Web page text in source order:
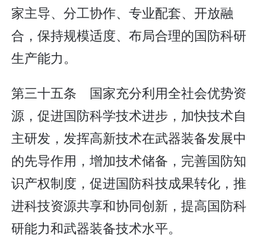
家主导、分工协作、专业配套、开放融
合，保持规模适度、布局合理的国防科研
生产能力。
第三十五条 国家充分利用全社会优势资
源，促进国防科学技术进步，加快技术自
主研发，发挥高新技术在武器装备发展中
的先导作用，增加技术储备，完善国防知
识产权制度，促进国防科技成果转化，推
进科技资源共享和协同创新，提高国防科
研能力和武器装备技术水平。